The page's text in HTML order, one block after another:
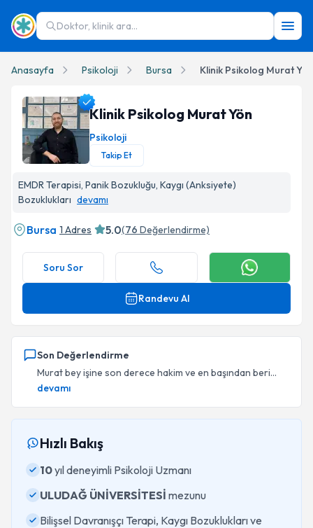
Doktor, klinik ara...
Anasayfa Psikoloji Bursa Klinik Psikolog Murat Yön
Klinik Psikolog Murat Yön
Psikoloji
Takip Et
EMDR Terapisi, Panik Bozukluğu, Kaygı (Anksiyete)
Bozuklukları devamı
Bursa 1 Adres 5.0(76 Değerlendirme)
Soru Sor
Randevu Al
Son Değerlendirme
Murat bey işine son derece hakim ve en başından beri...
devamı
Hızlı Bakış
10yıl deneyimli Psikoloji Uzmanı
ULUDAĞ ÜNİVERSİTESİ mezunu
Bilişsel Davranışçı Terapi, Kaygı Bozuklukları ve